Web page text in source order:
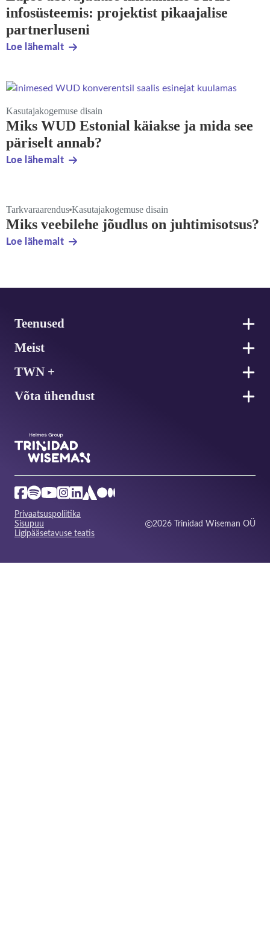
infosüsteemis: projektist pikaajalise
partnerluseni
Loe lähemalt
Kasutajakogemuse disain
Miks WUD Estonial käiakse ja mida see
päriselt annab?
Loe lähemalt
Tarkvaraarendus Kasutajakogemuse disain
Miks veebilehe jõudlus on juhtimisotsus?
Loe lähemalt
Teenused
Meist
TWN +
Võta ühendust
Privaatsuspoliitika
Sisupuu
Ligipääsetavuse teatis
2026 Trinidad Wiseman OÜ